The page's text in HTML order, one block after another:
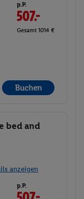
p.P.
507.-
Gesamt 1014 €
Buchen
bed and
anzeigen
p.P.